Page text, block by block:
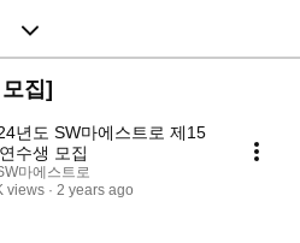
집]
년도 SW마에스트로 제15
수생 모집
마에스트로
views
2 years ago